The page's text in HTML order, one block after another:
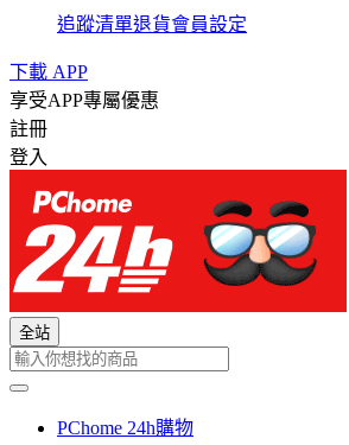
追蹤清單退貨會員設定
下載 APP
享受APP專屬優惠
註冊
登入
全站
PChome 24h購物